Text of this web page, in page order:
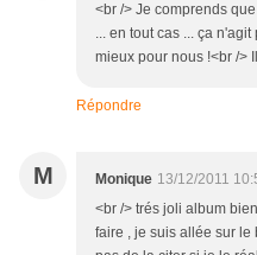
<br /> Je comprends
... en tout cas ... ça
mieux pour nous !<br />
Répondre
M Monique 13/12/2011
<br /> trés joli album
faire , je suis allée sur le